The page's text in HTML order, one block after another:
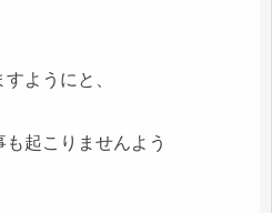
ようにと、
起こりませんよう